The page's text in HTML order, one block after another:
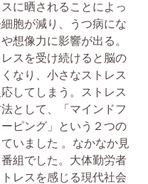
に晒されることによっ
胞が減り、うつ病にな
想像力に影響が出る。
スを受け続けると脳の
なり、小さなストレス
してしまう。ストレス
として、「マインドフ
ピング」という２つの
いました 。なかなか見
組でした。大体勤労者
レスを感じる現代社会